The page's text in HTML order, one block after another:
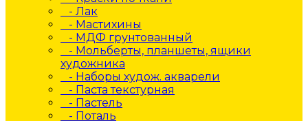
- Лак
- Мастихины
- МДФ грунтованный
- Мольберты, планшеты, ящики
художника
- Наборы худож. акварели
- Паста текстурная
- Пастель
- Поталь